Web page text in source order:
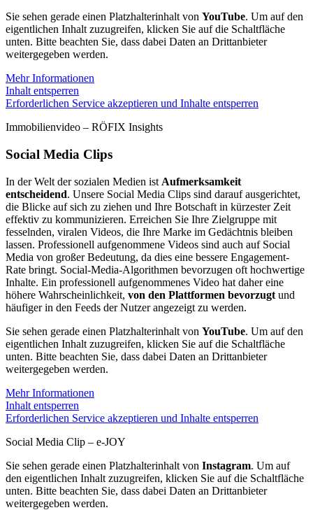
Sie sehen gerade einen Platzhalterinhalt von YouTube. Um auf den
eigentlichen Inhalt zuzugreifen, klicken Sie auf die Schaltfläche
unten. Bitte beachten Sie, dass dabei Daten an Drittanbieter
weitergegeben werden.
Mehr Informationen
Inhalt entsperren
Erforderlichen Service akzeptieren und Inhalte entsperren
Immobilienvideo – RÖFIX Insights
Social Media Clips
In der Welt der sozialen Medien ist Aufmerksamkeit
entscheidend. Unsere Social Media Clips sind darauf ausgerichtet,
die Blicke auf sich zu ziehen und Ihre Botschaft in kürzester Zeit
effektiv zu kommunizieren. Erreichen Sie Ihre Zielgruppe mit
fesselnden, viralen Videos, die Ihre Marke im Gedächtnis bleiben
lassen. Professionell aufgenommene Videos sind auch auf Social
Media von großer Bedeutung, da dies eine bessere Engagement-
Rate bringt. Social-Media-Algorithmen bevorzugen oft hochwertige
Inhalte. Ein professionell aufgenommenes Video hat daher eine
höhere Wahrscheinlichkeit, von den Plattformen bevorzugt und
häufiger in den Feeds der Nutzer angezeigt zu werden.
Sie sehen gerade einen Platzhalterinhalt von YouTube. Um auf den
eigentlichen Inhalt zuzugreifen, klicken Sie auf die Schaltfläche
unten. Bitte beachten Sie, dass dabei Daten an Drittanbieter
weitergegeben werden.
Mehr Informationen
Inhalt entsperren
Erforderlichen Service akzeptieren und Inhalte entsperren
Social Media Clip – e-JOY
Sie sehen gerade einen Platzhalterinhalt von Instagram. Um auf
den eigentlichen Inhalt zuzugreifen, klicken Sie auf die Schaltfläche
unten. Bitte beachten Sie, dass dabei Daten an Drittanbieter
weitergegeben werden.